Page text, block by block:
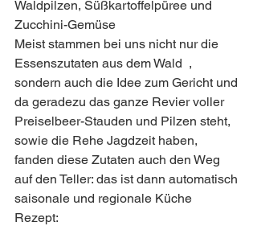
Waldpilzen, Süßkartoffelpüree und
Zucchini-Gemüse
Meist stammen bei uns nicht nur die
Essenszutaten aus dem Wald  ,
sondern auch die Idee zum Gericht und
da geradezu das ganze Revier voller
Preiselbeer-Stauden und Pilzen steht,
sowie die Rehe Jagdzeit haben,
fanden diese Zutaten auch den Weg
auf den Teller: das ist dann automatisch
saisonale und regionale Küche
Rezept: